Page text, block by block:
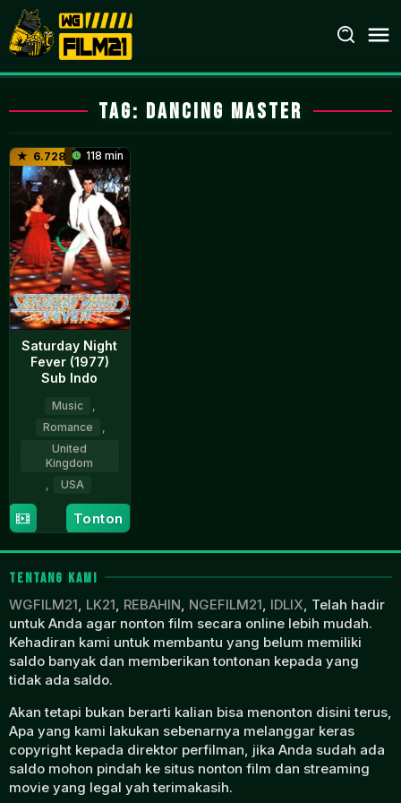
Loncat
ke
konten
Tag: dancing master
6.728 118 min
Saturday Night
Fever (1977)
Sub Indo
Music
Romance
United
Kingdom
USA
16
Dec
1977
John
Badham
Tonton
TENTANG KAMI
WGFILM21, LK21, REBAHIN, NGEFILM21, IDLIX, Telah hadir
untuk Anda agar nonton film secara online lebih mudah.
Kehadiran kami untuk membantu yang belum memiliki
saldo banyak dan memberikan tontonan kepada yang
tidak ada saldo.
Akan tetapi bukan berarti kalian bisa menonton disini terus,
Apa yang kami lakukan sebenarnya melanggar keras
copyright kepada direktor perfilman, jika Anda sudah ada
saldo mohon pindah ke situs nonton film dan streaming
movie yang legal yah terimakasih.